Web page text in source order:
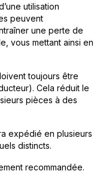
utilisation
peuvent
une perte de
vous mettant ainsi en
toujours être
Cela réduit le
pièces à des
expédié en plusieurs
distincts.
recommandée.